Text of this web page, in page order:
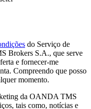
do Serviço de
Brokers S.A., que serve
e fornecer-me
Compreendo que posso
momento.
da OANDA TMS
tais como, notícias e